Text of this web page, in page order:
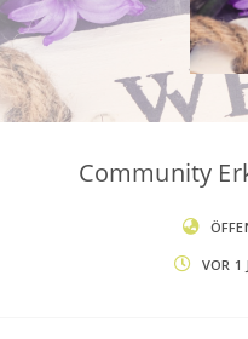
Community
VOR 1